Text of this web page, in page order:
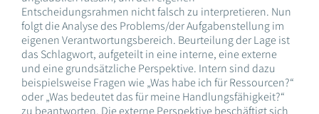
Entscheidungsrahmen nicht falsch zu interpretieren. Nun
folgt die Analyse des Problems/der Aufgabenstellung im
eigenen Verantwortungsbereich. Beurteilung der Lage ist
das Schlagwort, aufgeteilt in eine interne, eine externe
und eine grundsätzliche Perspektive. Intern sind dazu
beispielsweise Fragen wie „Was habe ich für Ressourcen?“
oder „Was bedeutet das für meine Handlungsfähigkeit?“
zu beantworten. Die externe Perspektive beschäftigt sich